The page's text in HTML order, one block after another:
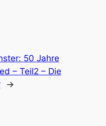
50 Jahre
– Teil2 – Die
→